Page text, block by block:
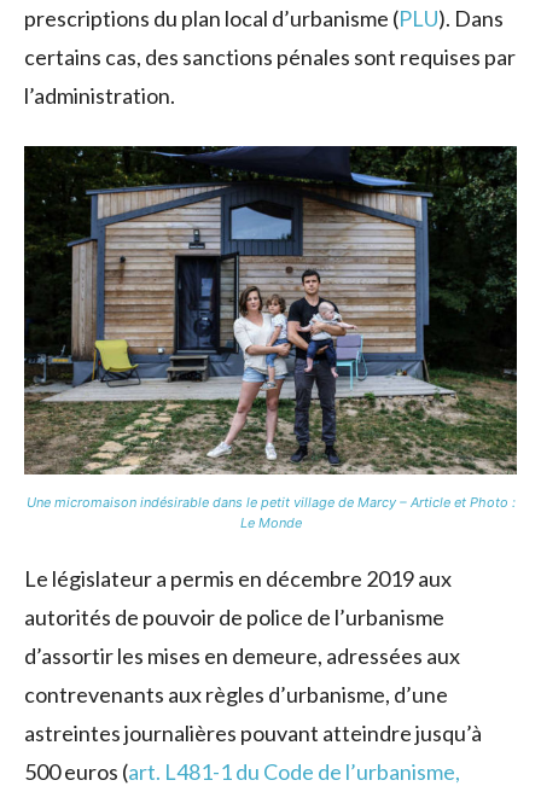
prescriptions du plan local d’urbanisme (PLU). Dans
certains cas, des sanctions pénales sont requises par
l’administration.
Une micromaison indésirable dans le petit village de Marcy – Article et Photo :
Le Monde
Le législateur a permis en décembre 2019 aux
autorités de pouvoir de police de l’urbanisme
d’assortir les mises en demeure, adressées aux
contrevenants aux règles d’urbanisme, d’une
astreintes journalières pouvant atteindre jusqu’à
500 euros (art. L481-1 du Code de l’urbanisme,